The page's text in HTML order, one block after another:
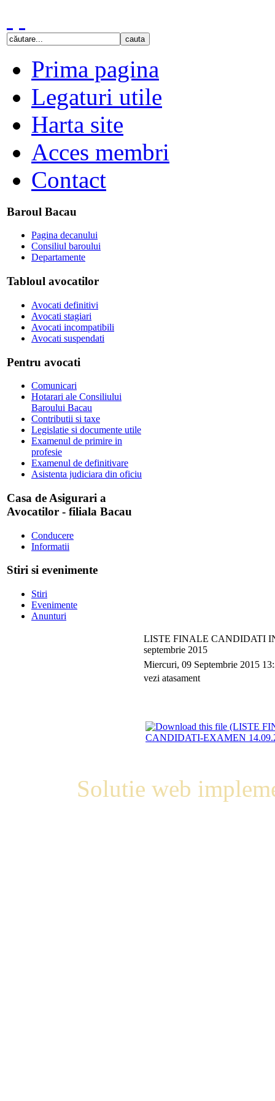
Prima pagina
Legaturi utile
Harta site
Acces membri
Contact
Baroul Bacau
Pagina decanului
Consiliul baroului
Departamente
Tabloul avocatilor
Avocati definitivi
Avocati stagiari
Avocati incompatibili
Avocati suspendati
Pentru avocati
Comunicari
Hotarari ale Consiliului
Baroului Bacau
Contributii si taxe
Legislatie si documente utile
Examenul de primire in
profesie
Examenul de definitivare
Asistenta judiciara din oficiu
Casa de Asigurari a
Avocatilor - filiala Bacau
Conducere
Informatii
Stiri si evenimente
Stiri
Evenimente
Anunturi
LISTE FINALE CANDIDATI
septembrie 2015
Miercuri, 09 Septembrie 2015
vezi atasament
CANDIDATI-EXAMEN
Solutie web